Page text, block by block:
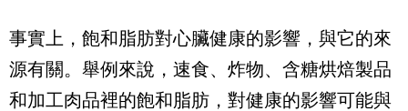
事實上，飽和脂肪對心臟健康的影響，與它的來
源有關。舉例來說，速食、炸物、含糖烘焙製品
和加工肉品裡的飽和脂肪，對健康的影響可能與